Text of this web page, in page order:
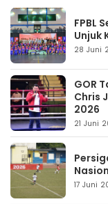
FPBL
Unjuk
28 Juni
GOR
Chris
2026
21 Juni
17 Juni